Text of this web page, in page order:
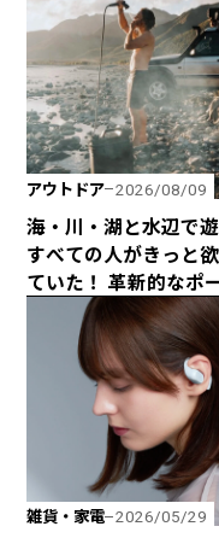
アウトドア 2026/08/09
海・川・湖と水辺で
すべての人がきっと
ていた！ 革新的なポ
ブルシャワーシステム
「ONTAP ROAM」が
初上陸！
雑貨・家電 2026/05/29